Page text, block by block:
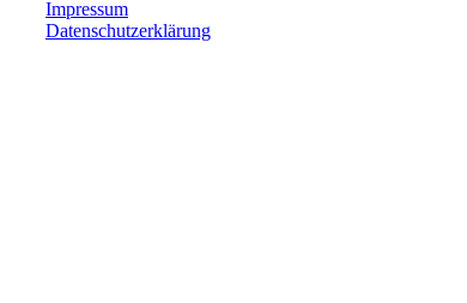
Impressum
Datenschutzerklärung